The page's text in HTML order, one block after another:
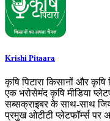
Krishi Pitaara
कृषि पिटारा किसानों और
एक भरोसेमंद कृषि मीडिया
सब्सक्राइबर के साथ-साथ
प्रमुख ओटीटी प्लेटफॉर्म्स पर